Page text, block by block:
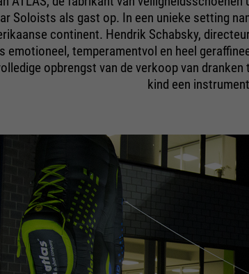
Soloists als gast op. In een unieke setting
continent. Hendrik Schabsky,
emotioneel, temperamentvol en heel
opbrengst van de verkoop van
kind een